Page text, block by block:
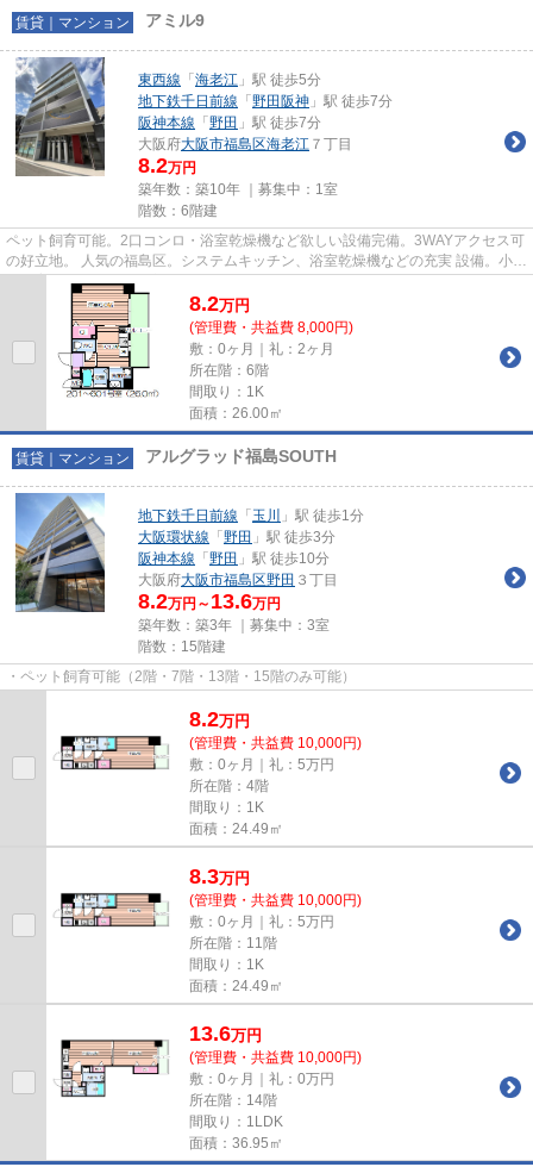
賃貸｜マンション アミル9
東西線 「 海老江 」駅 徒歩5分
地下鉄千日前線 「 野田阪神 」駅 徒歩7分
阪神本線 「 野田 」駅 徒歩7分
大阪府大阪市福島区海老江 ７丁目
8.2万円
築年数：築10年 ｜募集中： 1室
階数：6階建
ペット飼育可能。2口コンロ・浴室乾燥機など欲しい設備完備。3WAYアクセス可
の好立地。 人気の福島区。システムキッチン、浴室乾燥機などの充実 設備。小型
犬飼育も相談可なので寂しが...
8.2万円
(管理費・共益費 8,000円)
敷：0ヶ月｜礼：2ヶ月
所在階：6階
間取り：1K
面積：26.00㎡
賃貸｜マンション アルグラッド福島SOUTH
地下鉄千日前線 「 玉川
」駅 徒歩1分
大阪環状線 「 野田 」駅 徒歩3分
阪神本線 「 野田 」駅 徒歩10分
大阪府大阪市福島区野田 ３丁目
8.2万円～ 13.6万円
築年数：築3年 ｜募集中： 3室
階数：15階建
・ペット飼育可能（2階・7階・13階・15階のみ可能）
8.2万円
(管理費・共益費 10,000円)
敷：0ヶ月｜礼：5万円
所在階：4階
間取り：1K
面積：24.49㎡
8.3万円
(管理費・共益費 10,000円)
敷：0ヶ月｜礼：5万円
所在階：11階
間取り：1K
面積：24.49㎡
13.6万円
(管理費・共益費 10,000円)
敷：0ヶ月｜礼：0万円
所在階：14階
間取り：1LDK
面積：36.95㎡